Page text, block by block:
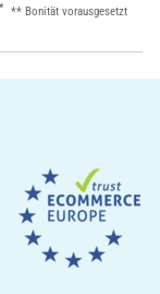
** Bonität vorausgesetzt